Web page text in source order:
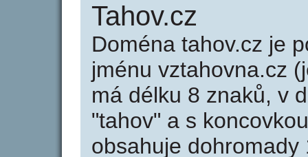
Tahov.cz
Doména tahov.cz je
jménu vztahovna.cz
má délku 8 znaků, v
"tahov" a s
obsahuje